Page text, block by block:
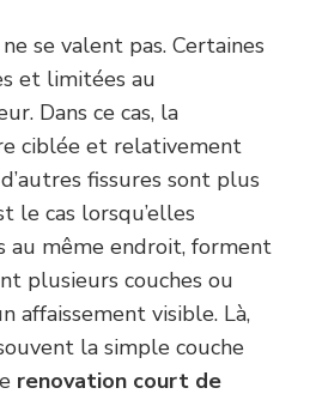
se valent pas. Certaines
et limitées au
Dans ce cas, la
ciblée et relativement
fissures sont plus
le cas lorsqu’elles
au même endroit, forment
plusieurs couches ou
affaissement visible. Là,
la simple couche
renovation court de